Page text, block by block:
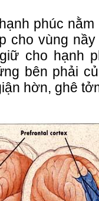
phúc
cho vùng
cho hạnh
bên phải
hờn, ghê